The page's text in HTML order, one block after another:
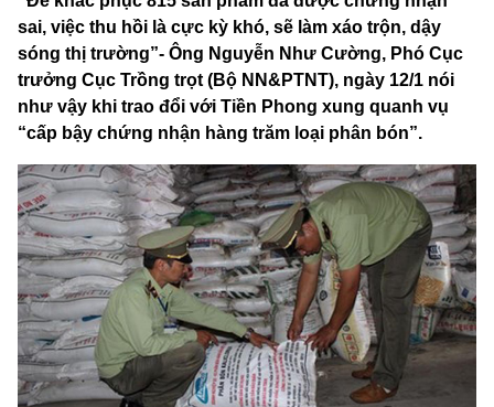
sai, việc thu hồi là cực kỳ khó, sẽ làm xáo trộn, dậy
sóng thị trường”- Ông Nguyễn Như Cường, Phó Cục
trưởng Cục Trồng trọt (Bộ NN&PTNT), ngày 12/1 nói
như vậy khi trao đổi với Tiền Phong xung quanh vụ
“cấp bậy chứng nhận hàng trăm loại phân bón”.